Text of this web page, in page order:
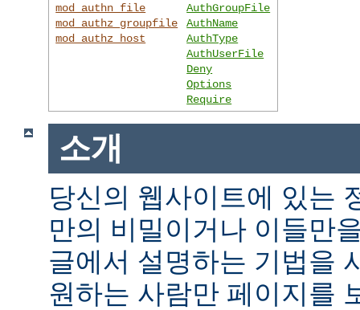
mod_authn_file
mod_authz_groupfile
mod_authz_host
AuthGroupFile
AuthName
AuthType
AuthUserFile
Deny
Options
Require
소개
당신의 웹사이트에 있는
만의 비밀이거나 이들만
글에서 설명하는 기법을
원하는 사람만 페이지를